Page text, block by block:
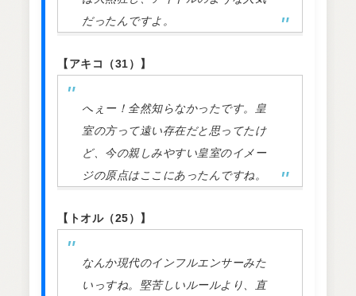
だったんですよ。
【アキコ（31）】
へぇー！全然知らなかったです。皇
室の方って遠い存在だと思ってたけ
ど、今の親しみやすい皇室のイメー
ジの原点はここにあったんですね。
【トオル（25）】
なんか現代のインフルエンサーみた
いっすね。堅苦しいルールより、直